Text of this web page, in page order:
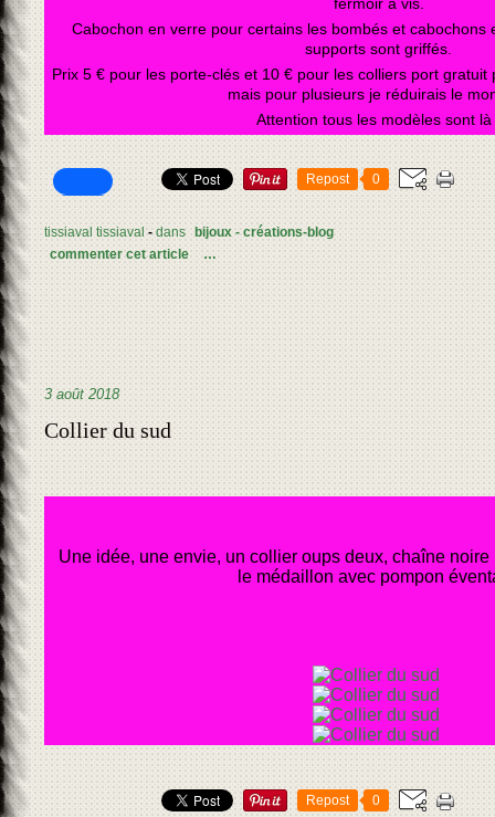
Cabochon en verre pour certains les bombés et cabochons
supports sont griffés.
Prix 5 € pour les porte-clés et 10 € pour les colliers port
mais pour plusieurs je réduirais le
Attention tous les modèles sont là
Repost 0
tissiaval tissiaval -dans
bijoux - créations-blog
commenter cet article
…
3 août 2018
Collier du sud
Une idée, une envie, un collier oups deux, chaîne
le médaillon avec pompon
Repost 0